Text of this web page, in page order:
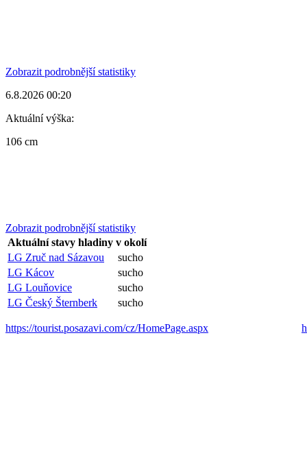
Zobrazit podrobnější statistiky
6.8.2026 00:20
Aktuální výška:
106 cm
Zobrazit podrobnější statistiky
Aktuální stavy hladiny v okolí
LG Zruč nad Sázavou
sucho
LG Kácov
sucho
LG Louňovice
sucho
LG Český Šternberk
sucho
https://tourist.posazavi.com/cz/HomePage.aspx